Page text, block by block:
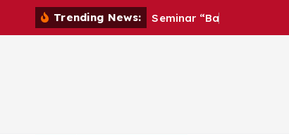
Trending News: Seminar “Ba